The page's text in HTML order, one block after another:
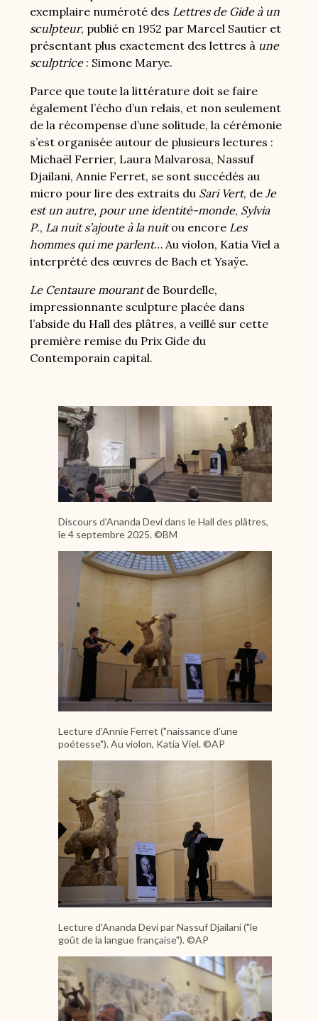
exemplaire numéroté des Lettres de Gide à un
sculpteur, publié en 1952 par Marcel Sautier et
présentant plus exactement des lettres à une
sculptrice: Simone Marye.
Parce que toute la littérature doit se faire
également l’écho d’un relais, et non seulement
de la récompense d’une solitude, la cérémonie
s’est organisée autour de plusieurs lectures :
Michaël Ferrier, Laura Malvarosa, Nassuf
Djailani, Annie Ferret, se sont succédés au
micro pour lire des extraits du Sari Vert, de Je
est un autre, pour une identité-monde, Sylvia
P., La nuit s’ajoute à la nuitou encore Les
hommes qui me parlent… Au violon, Katia Viel a
interprété des œuvres de Bach et Ysaÿe.
Le Centaure mourantde Bourdelle,
impressionnante sculpture placée dans
l’abside du Hall des plâtres, a veillé sur cette
première remise du Prix Gide du
Contemporain capital.
Image
Discours d'Ananda Devi dans le Hall des plâtres,
le 4 septembre 2025. ©BM
Image
Lecture d'Annie Ferret ("naissance d'une
poétesse"). Au violon, Katia Viel. ©AP
Lecture d'Ananda Devi par Nassuf Djailani ("le
goût de la langue française"). ©AP
Image